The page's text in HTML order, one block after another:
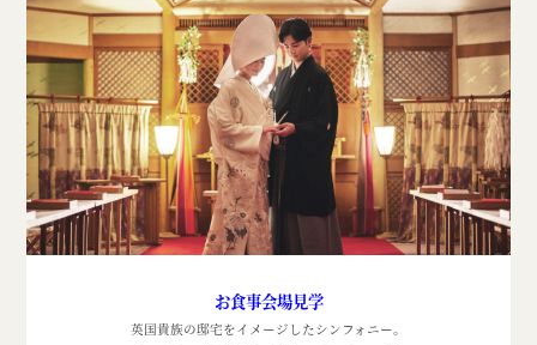
お食事会場見学
英国貴族の邸宅をイメージしたシンフォニー。